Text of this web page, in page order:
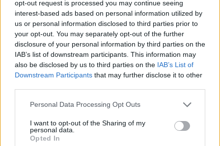
opt-out request is processed you may continue seeing
interest-based ads based on personal information utilized by
us or personal information disclosed to third parties prior to
your opt-out. You may separately opt-out of the further
disclosure of your personal information by third parties on the
IAB’s list of downstream participants. This information may
also be disclosed by us to third parties on the IAB’s List of
Downstream Participants that may further disclose it to other
Personal Data Processing Opt Outs
I want to opt-out of the Sharing of my
personal data.
Opted In
Μεταπροπονητική πείνα: Ο λόγος
που θέλεις να καταβροχθίσεις τα
πάντα μετά την άσκηση
27 Φεβρουαρίου 2026
Ωρίων – Σπάνια νοσήματα
συνδέονται με μνημεία που
27 Φεβρουαρίου 2026
Γεωργιάδης: Πολλαπλά οφέλη από
τη συνεργασία δημοσίου και